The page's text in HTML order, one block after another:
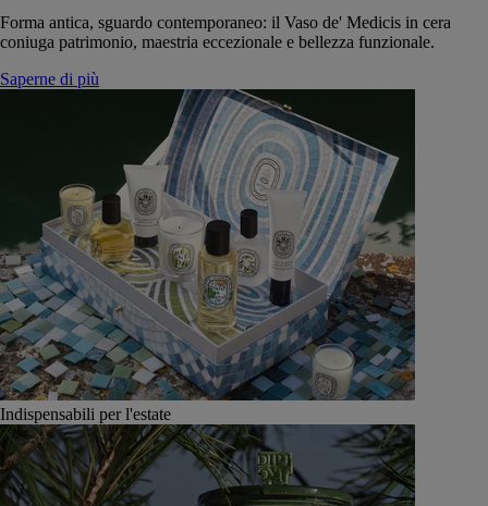
Forma antica, sguardo contemporaneo: il Vaso de' Medicis in cera
coniuga patrimonio, maestria eccezionale e bellezza funzionale.
Saperne di più
Indispensabili per l'estate